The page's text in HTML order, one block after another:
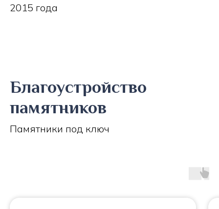
2015 года
Благоустройство
памятников
Памятники под ключ